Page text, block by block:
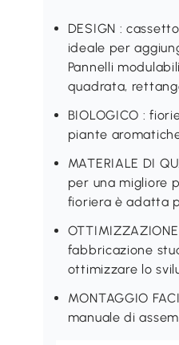
DESIGN :
ideale per
Pannelli
quadrata,
BIOLOGICO :
piante
MATERIALE DI
per una migliore
fioriera è adatta
fabbricazione
ottimizzare lo
MONTAGGIO
manuale di